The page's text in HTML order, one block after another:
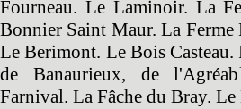
Fourneau. Le Laminoir. La
Bonnier Saint Maur. La
Le Berimont. Le Bois Casteau.
de Banaurieux, de
Farnival. La Fâche du Bray. Le